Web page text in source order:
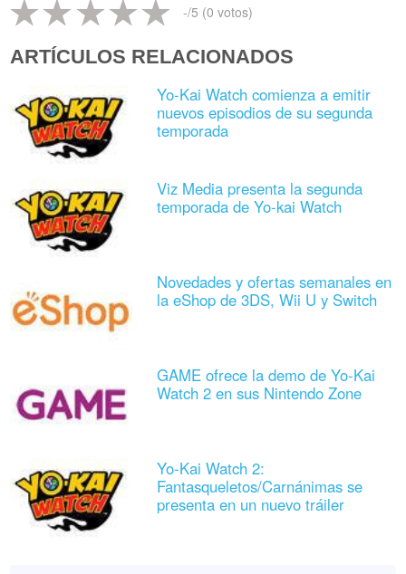
-/5 (0 votos)
ARTÍCULOS RELACIONADOS
Yo-Kai Watch comienza a emitir
nuevos episodios de su segunda
temporada
Viz Media presenta la segunda
temporada de Yo-kai Watch
Novedades y ofertas semanales en
la eShop de 3DS, Wii U y Switch
GAME ofrece la demo de Yo-Kai
Watch 2 en sus Nintendo Zone
Yo-Kai Watch 2:
Fantasqueletos/Carnánimas se
presenta en un nuevo tráiler